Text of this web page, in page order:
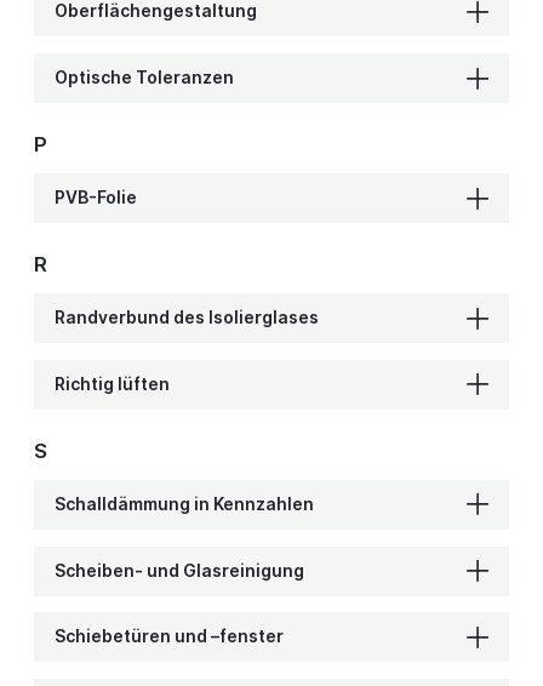
Oberflächengestaltung
Optische Toleranzen
P
PVB-Folie
R
Randverbund des Isolierglases
Richtig lüften
S
Schalldämmung in Kennzahlen
Scheiben- und Glasreinigung
Schiebetüren und –fenster